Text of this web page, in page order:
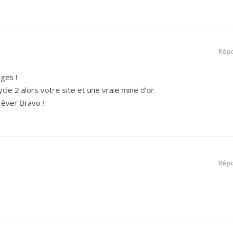
!
2 alors votre site et une vraie mine d’or.
Bravo !